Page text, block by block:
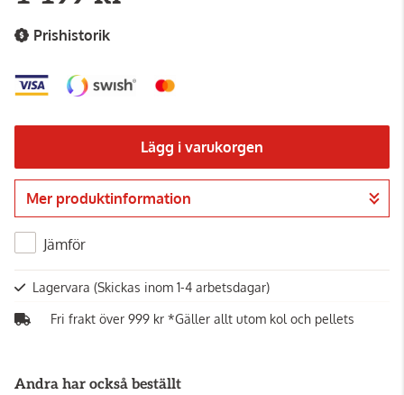
Prishistorik
Lägg i varukorgen
Gå till kassan
Mer produktinformation
Jämför
Lagervara (Skickas inom 1-4 arbetsdagar)
Fri frakt över 999 kr *Gäller allt utom kol och pellets
Andra har också beställt